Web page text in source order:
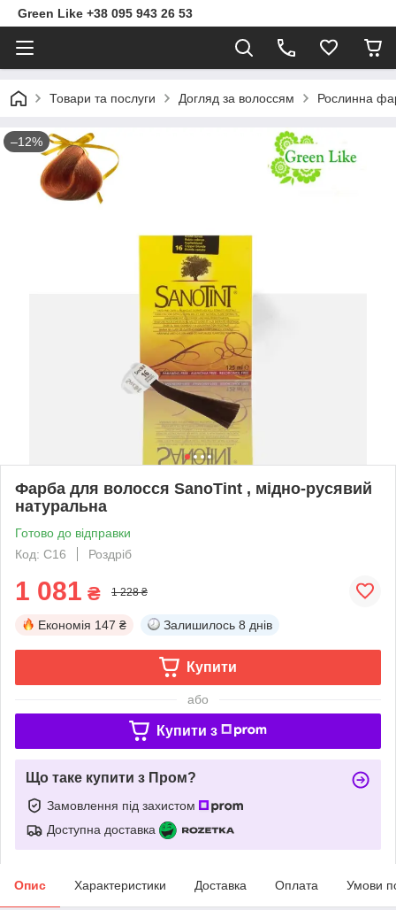
Green Like +38 095 943 26 53
Товари та послуги Догляд за волоссям Рослинна
–12%
Фарба для волосся SanoTint , мідно-русявий
натуральна
Готово до відправки
Код: С16
Роздріб
1 081 ₴ 1 228 ₴
Економія 147 ₴ Залишилось 8 днів
Купити
або
Купити з
Що таке купити з Пром?
Замовлення під захистом
Доступна доставка
Опис Характеристики Доставка Оплата Умови